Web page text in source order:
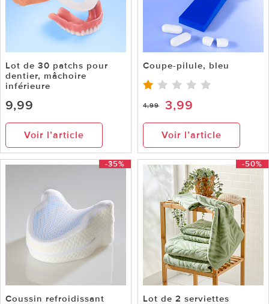
Lot de 30 patchs pour
dentier, mâchoire
inférieure
9,99
Voir l’article
Coupe-pilule, bleu
4,99 3,99
Voir l’article
-35%
Coussin refroidissant
-50%
Lot de 2 serviettes